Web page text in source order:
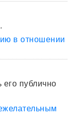
в отношении
его публично